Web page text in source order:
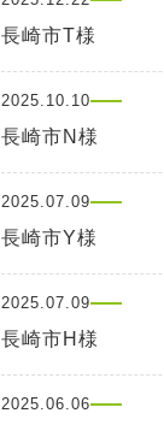
長崎市T様
2025.10.10
長崎市N様
2025.07.09
長崎市Y様
2025.07.09
長崎市H様
2025.06.06